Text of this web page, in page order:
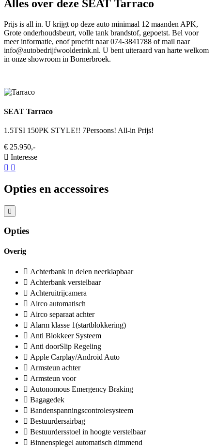
Alles over deze SEAT Tarraco
Prijs is all in. U krijgt op deze auto minimaal 12 maanden APK,
Grote onderhoudsbeurt, volle tank brandstof, gepoetst. Bel voor
meer informatie, enof proefrit naar 074-3841788 of mail naar
info@autobedrijfwoolderink.nl. U bent uiteraard van harte welkom
in onze showroom in Bornerbroek.
SEAT Tarraco
1.5TSI 150PK STYLE!! 7Persoons! All-in Prijs!
€ 25.950,-
Interesse
Opties en accessoires
Opties
Overig
Achterbank in delen neerklapbaar
Achterbank verstelbaar
Achteruitrijcamera
Airco automatisch
Airco separaat achter
Alarm klasse 1(startblokkering)
Anti Blokkeer Systeem
Anti doorSlip Regeling
Apple Carplay/Android Auto
Armsteun achter
Armsteun voor
Autonomous Emergency Braking
Bagagedek
Bandenspanningscontrolesysteem
Bestuurdersairbag
Bestuurdersstoel in hoogte verstelbaar
Binnenspiegel automatisch dimmend